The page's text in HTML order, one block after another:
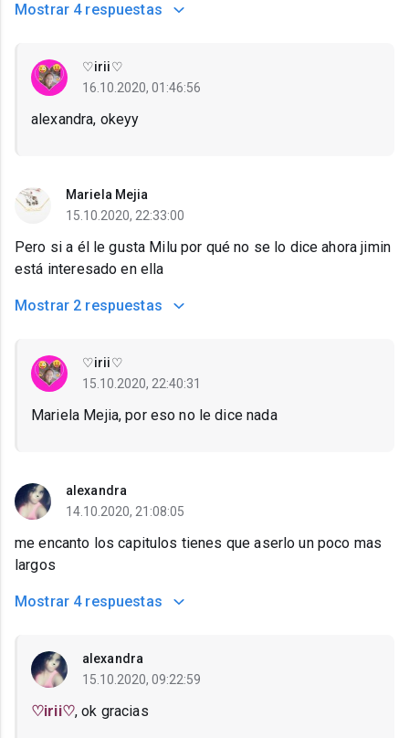
Mostrar 4 respuestas
♡irii♡
16.10.2020, 01:46:56
alexandra, okeyy
Mariela Mejia
15.10.2020, 22:33:00
Pero si a él le gusta Milu por qué no se lo dice ahora jimin
está interesado en ella
Mostrar 2 respuestas
♡irii♡
15.10.2020, 22:40:31
Mariela Mejia, por eso no le dice nada
alexandra
14.10.2020, 21:08:05
me encanto los capitulos tienes que aserlo un poco mas
largos
Mostrar 4 respuestas
alexandra
15.10.2020, 09:22:59
♡irii♡, ok gracias